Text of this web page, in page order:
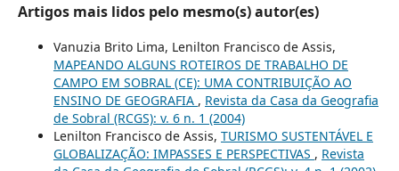
Artigos mais lidos pelo mesmo(s) autor(es)
Vanuzia Brito Lima, Lenilton Francisco de Assis,
MAPEANDO ALGUNS ROTEIROS DE TRABALHO DE
CAMPO EM SOBRAL (CE): UMA CONTRIBUIÇÃO AO
ENSINO DE GEOGRAFIA , Revista da Casa da Geografia
de Sobral (RCGS): v. 6 n. 1 (2004)
Lenilton Francisco de Assis, TURISMO SUSTENTÁVEL E
GLOBALIZAÇÃO: IMPASSES E PERSPECTIVAS , Revista